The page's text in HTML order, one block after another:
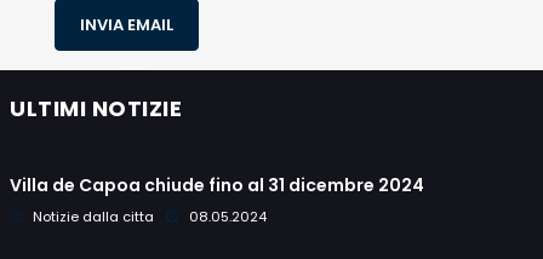
INVIA EMAIL
ULTIMI NOTIZIE
Villa de Capoa chiude fino al 31 dicembre 2024
Notizie dalla citta 08.05.2024